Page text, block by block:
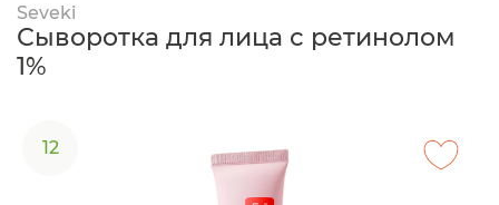
Seveki
Сыворотка для лица с ретинолом
1%
12